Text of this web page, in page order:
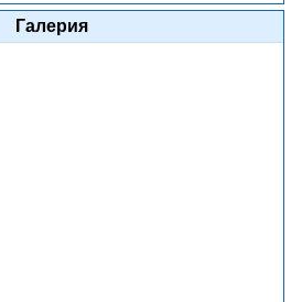
Галерия